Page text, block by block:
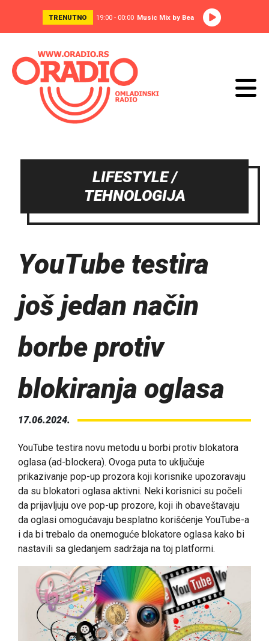
TRENUTNO 19:00 - 00:00 Music Mix by Bea
LIFESTYLE /
TEHNOLOGIJA
YouTube testira
još jedan način
borbe protiv
blokiranja oglasa
17.06.2024.
YouTube testira novu metodu u borbi protiv blokatora
oglasa (ad-blockera). Ovoga puta to uključuje
prikazivanje pop-up prozora koji korisnike upozoravaju
da su blokatori oglasa aktivni. Neki korisnici su počeli
da prijavljuju ove pop-up prozore, koji ih obaveštavaju
da oglasi omogućavaju besplatno korišćenje YouTube-a
i da bi trebalo da onemoguće blokatore oglasa kako bi
nastavili sa gledanjem sadržaja na toj platformi.